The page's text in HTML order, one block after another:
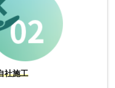
社施工